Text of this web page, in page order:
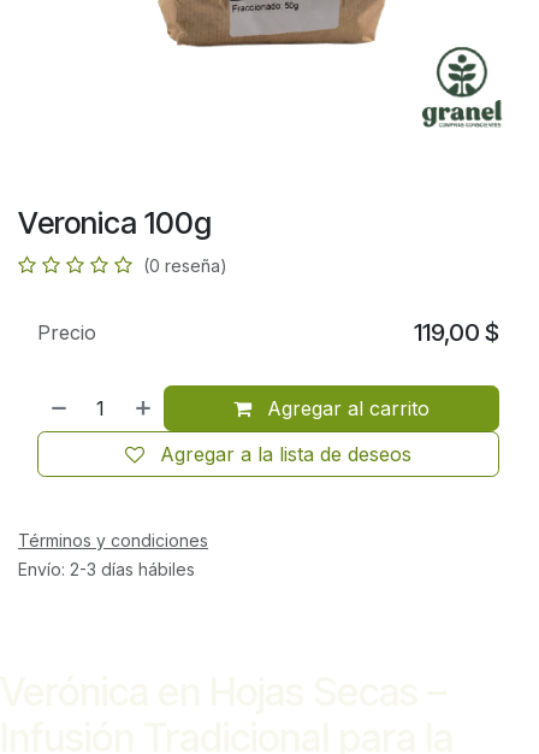
Veronica 100g
(0 reseña)
Agregar al carrito
Agregar a la lista de deseos
Precio 119,00 $
Términos y condiciones
Envío: 2-3 días hábiles